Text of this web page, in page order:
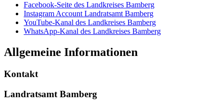
Facebook-Seite des Landkreises Bamberg
Instagram Account Landratsamt Bamberg
YouTube-Kanal des Landkreises Bamberg
WhatsApp-Kanal des Landkreises Bamberg
Allgemeine Informationen
Kontakt
Landratsamt Bamberg